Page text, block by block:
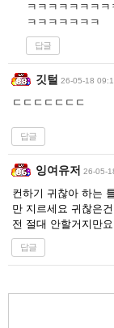
ㅋㅋㅋㅋㅋㅋㅋ
ㅋㅋㅋㅋㅋㅋㅋ
답글
깃털 26-05-18
ㄷㄷㄷㄷㄷㄷㄷ
답글
잉여유저 26-05-
컨하기 귀찮아 하는
만 지르세요 귀찮은
전 절대 안할거지만
답글